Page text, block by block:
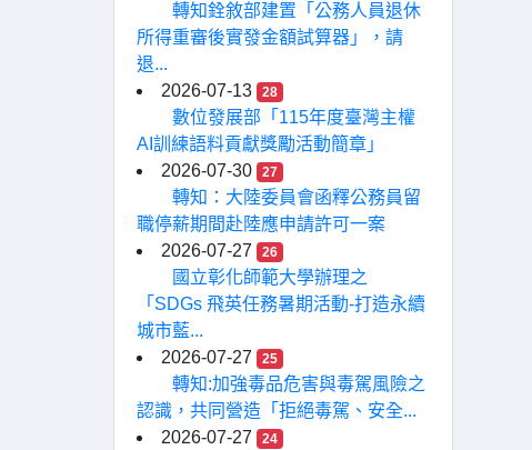
轉知銓敘部建置「公務人員退休
所得重審後實發金額試算器」，請
退...
2026-07-13
28
數位發展部「115年度臺灣主權
AI訓練語料貢獻獎勵活動簡章」
2026-07-30
27
轉知：大陸委員會函釋公務員留
職停薪期間赴陸應申請許可一案
2026-07-27
26
國立彰化師範大學辦理之
「SDGs 飛英任務暑期活動-打造永續
城市藍...
2026-07-27
25
轉知:加強毒品危害與毒駕風險之
認識，共同營造「拒絕毒駕、安全...
2026-07-27
24